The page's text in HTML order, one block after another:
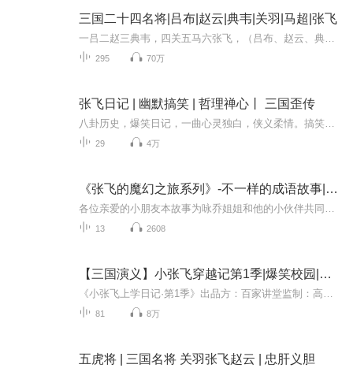
三国二十四名将|吕布|赵云|典韦|关羽|马超|张飞
295 70万
张飞日记 | 幽默搞笑 | 哲理禅心丨 三国歪传
29 4万
《张飞的魔幻之旅系列》-不一样的成语故事|原创小品剧
13 2608
【三国演义】小张飞穿越记第1季|爆笑校园|童话故事
81 8万
五虎将 | 三国名将 关羽张飞赵云 | 忠肝义胆